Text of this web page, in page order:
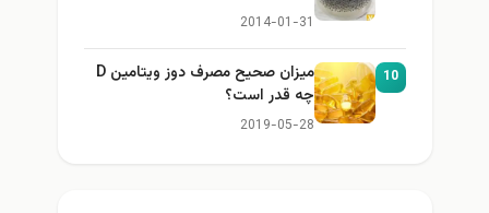
2014-01-31
10
میزان صحیح مصرف دوز ویتامین D
چه قدر است؟
2019-05-28